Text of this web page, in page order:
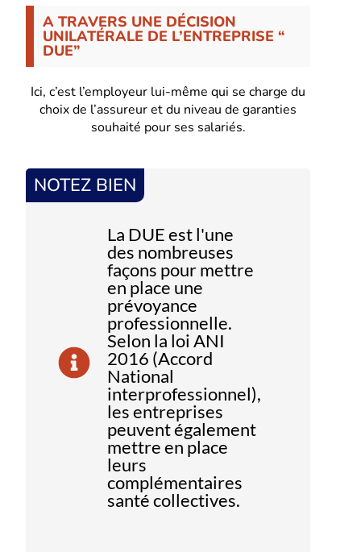
A TRAVERS UNE DÉCISION
UNILATÉRALE DE L’ENTREPRISE “
DUE”
Ici, c’est l’employeur lui-même qui se charge du
choix de l’assureur et du niveau de garanties
souhaité pour ses salariés.
La DUE est l'une
des nombreuses
façons pour mettre
en place une
prévoyance
professionnelle.
Selon la loi ANI
2016 (Accord
National
interprofessionnel),
les entreprises
peuvent également
mettre en place
leurs
complémentaires
santé collectives.
NOTEZ BIEN